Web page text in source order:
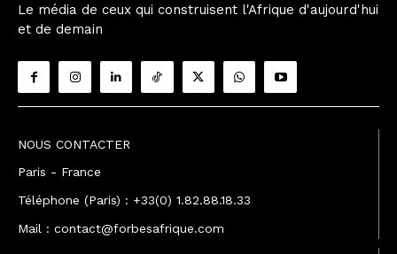
Le média de ceux qui construisent l'Afrique d'aujourd'hui
et de demain
NOUS CONTACTER
Paris - France
Téléphone (Paris) : +33(0) 1.82.88.18.33
Mail : contact@forbesafrique.com